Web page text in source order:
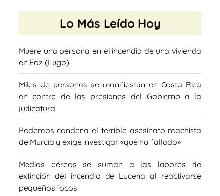
Lo Más Leído Hoy
Muere una persona en el incendio de una vivienda
en Foz (Lugo)
Miles de personas se manifiestan en Costa Rica
en contra de las presiones del Gobierno a la
judicatura
Podemos condena el terrible asesinato machista
de Murcia y exige investigar «qué ha fallado»
Medios aéreos se suman a las labores de
extinción del incendio de Lucena al reactivarse
pequeños focos